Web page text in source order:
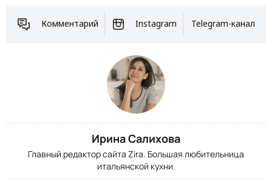
Комментарий Instagram Telegram-канал
Ирина Салихова
Главный редактор сайта Zira. Большая любительница
итальянской кухни.